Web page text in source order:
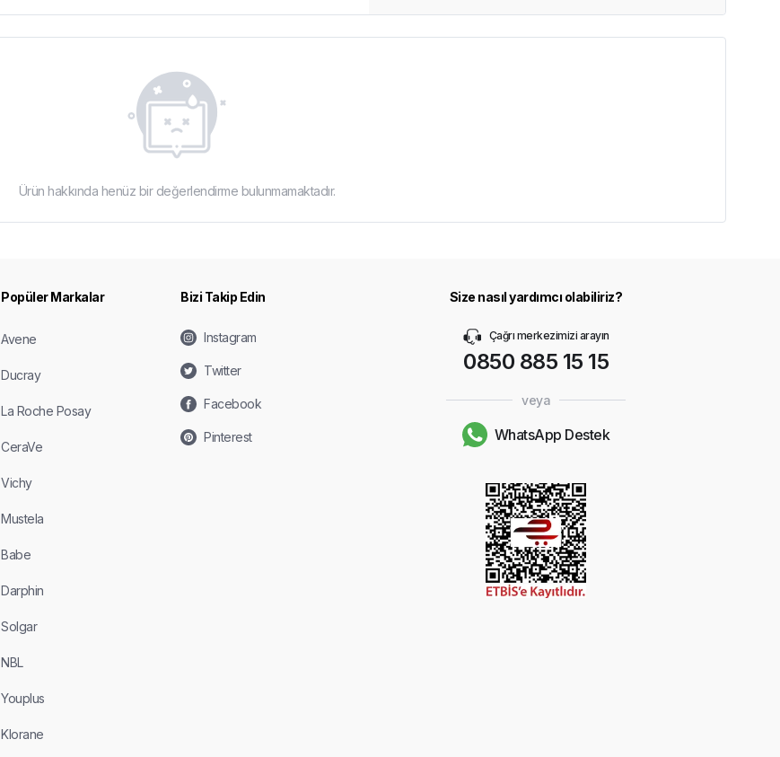
Ürün hakkında henüz bir değerlendirme bulunmamaktadır.
Popüler Markalar
Avene
Ducray
La Roche Posay
CeraVe
Vichy
Mustela
Babe
Darphin
Solgar
NBL
Youplus
Klorane
Bizi Takip Edin
Instagram
Twitter
Facebook
Pinterest
Size nasıl yardımcı olabiliriz?
Çağrı merkezimizi arayın
0850 885 15 15
veya
WhatsApp Destek